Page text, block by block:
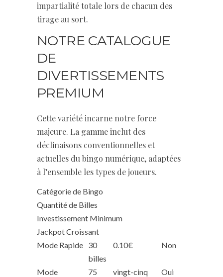
impartialité totale lors de chacun des
tirage au sort.
NOTRE CATALOGUE
DE
DIVERTISSEMENTS
PREMIUM
Cette variété incarne notre force
majeure. La gamme inclut des
déclinaisons conventionnelles et
actuelles du bingo numérique, adaptées
à l’ensemble les types de joueurs.
Catégorie de Bingo
Quantité de Billes
Investissement Minimum
Jackpot Croissant
Mode Rapide 30
billes
0.10€ Non
Mode
75
vingt-cinq
Oui